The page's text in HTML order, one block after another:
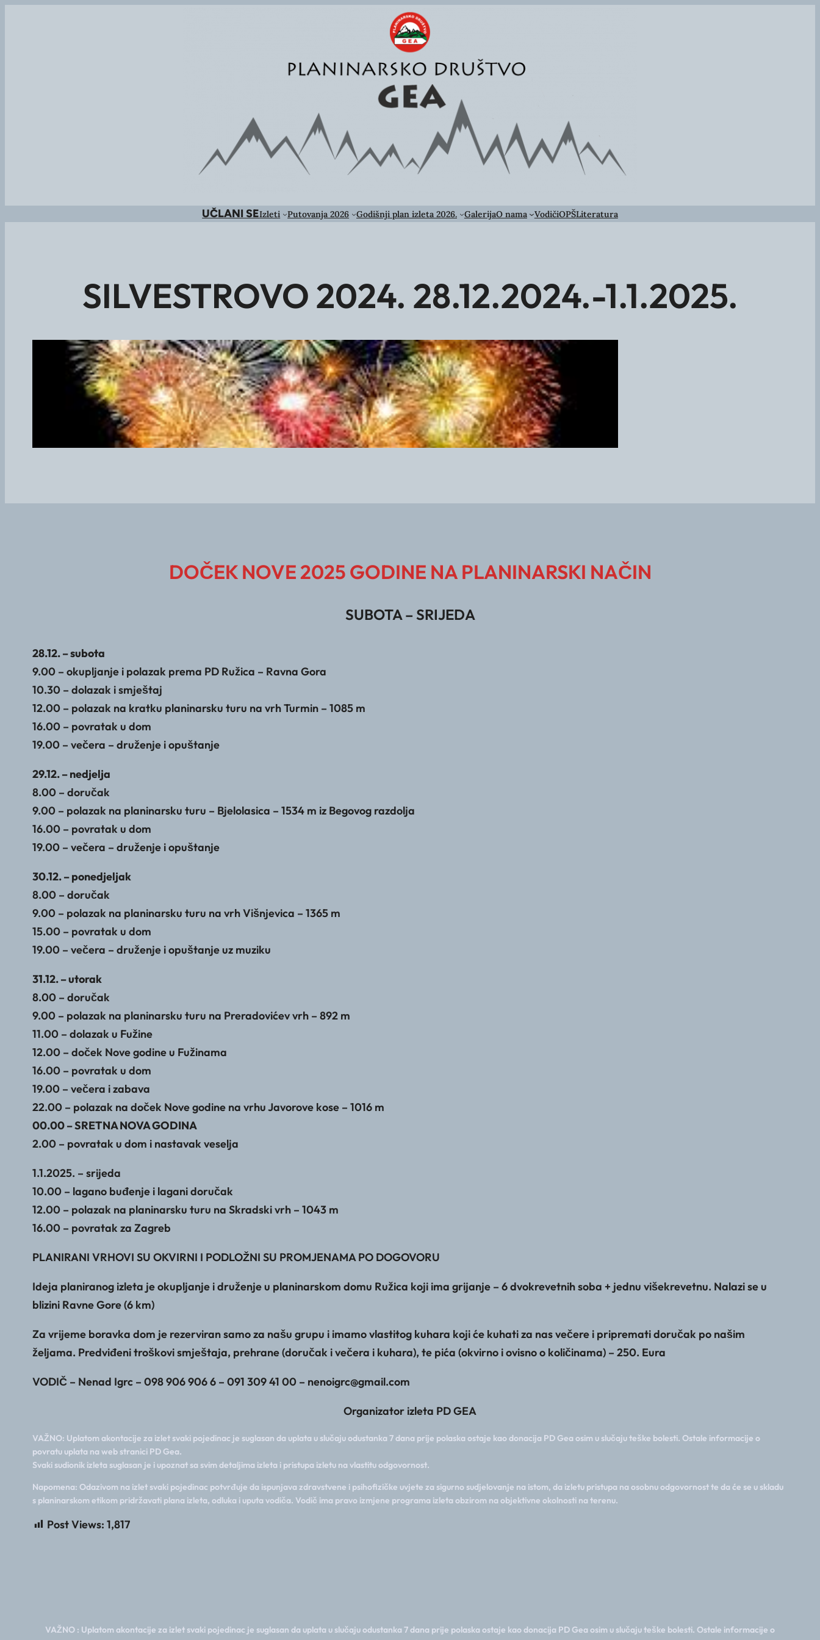
UČLANI SEIzleti Putovanja 2026 Godišnji plan izleta 2026. GalerijaO nama VodičiOPŠLiteratura
SILVESTROVO 2024. 28.12.2024.-1.1.2025.
DOČEK NOVE 2025 GODINE NA PLANINARSKI NAČIN
SUBOTA – SRIJEDA
28.12. – subota
9.00 – okupljanje i polazak prema PD Ružica – Ravna Gora
10.30 – dolazak i smještaj
12.00 – polazak na kratku planinarsku turu na vrh Turmin – 1085 m
16.00 – povratak u dom
19.00 – večera – druženje i opuštanje
29.12. – nedjelja
8.00 – doručak
9.00 – polazak na planinarsku turu – Bjelolasica – 1534 m iz Begovog razdolja
16.00 – povratak u dom
19.00 – večera – druženje i opuštanje
30.12. – ponedjeljak
8.00 – doručak
9.00 – polazak na planinarsku turu na vrh Višnjevica – 1365 m
15.00 – povratak u dom
19.00 – večera – druženje i opuštanje uz muziku
31.12. – utorak
8.00 – doručak
9.00 – polazak na planinarsku turu na Preradovićev vrh – 892 m
11.00 – dolazak u Fužine
12.00 – doček Nove godine u Fužinama
16.00 – povratak u dom
19.00 – večera i zabava
22.00 – polazak na doček Nove godine na vrhu Javorove kose – 1016 m
00.00 – SRETNA NOVA GODINA
2.00 – povratak u dom i nastavak veselja
1.1.2025. – srijeda
10.00 – lagano buđenje i lagani doručak
12.00 – polazak na planinarsku turu na Skradski vrh – 1043 m
16.00 – povratak za Zagreb
PLANIRANI VRHOVI SU OKVIRNI I PODLOŽNI SU PROMJENAMA PO DOGOVORU
Ideja planiranog izleta je okupljanje i druženje u planinarskom domu Ružica koji ima grijanje – 6 dvokrevetnih soba + jednu višekrevetnu. Nalazi se u
blizini Ravne Gore (6 km)
Za vrijeme boravka dom je rezerviran samo za našu grupu i imamo vlastitog kuhara koji će kuhati za nas večere i pripremati doručak po našim
željama. Predviđeni troškovi smještaja, prehrane (doručak i večera i kuhara), te pića (okvirno i ovisno o količinama) – 250. Eura
VODIČ – Nenad Igrc – 098 906 906 6 – 091 309 41 00 – nenoigrc@gmail.com
Organizator izleta PD GEA
VAŽNO: Uplatom akontacije za izlet svaki pojedinac je suglasan da uplata u slučaju odustanka 7 dana prije polaska ostaje kao donacija PD Gea osim u slučaju teške bolesti. Ostale informacije o
povratu uplata na web stranici PD Gea.
Svaki sudionik izleta suglasan je i upoznat sa svim detaljima izleta i pristupa izletu na vlastitu odgovornost.
Napomena: Odazivom na izlet svaki pojedinac potvrđuje da ispunjava zdravstvene i psihofizičke uvjete za sigurno sudjelovanje na istom, da izletu pristupa na osobnu odgovornost te da će se u skladu
s planinarskom etikom pridržavati plana izleta, odluka i uputa vodiča. Vodič ima pravo izmjene programa izleta obzirom na objektivne okolnosti na terenu.
Post Views: 1,817
VAŽNO : Uplatom akontacije za izlet svaki pojedinac je suglasan da uplata u slučaju odustanka 7 dana prije polaska ostaje kao donacija PD Gea osim u slučaju teške bolesti. Ostale informacije o